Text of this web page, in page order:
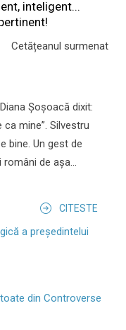
inteligent...
Cetățeanul surmenat
Șoșoacă dixit:
mine”. Silvestru
bine. Un gest de
de așa...
CITESTE
a președintelui
din Controverse